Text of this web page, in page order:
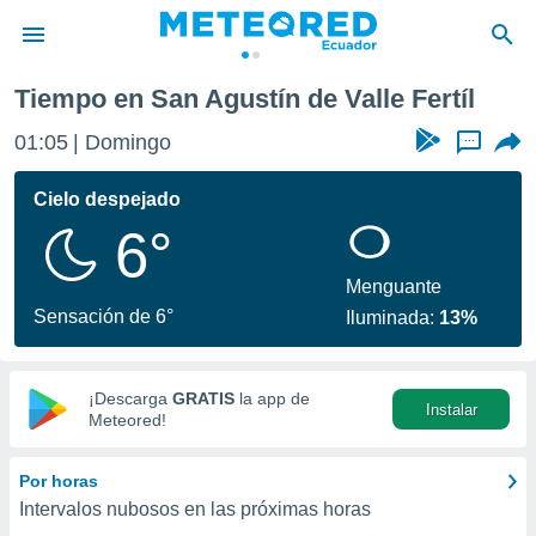
de
ha
calidad.
a este
las
y
digital
basada
Tiempo en San Agustín de Valle Fertíl
01:05 Domingo ...
Cielo despejado
6°
Sensación de 6°
Menguante
Iluminada: 13%
¡Descarga GRATIS la app de
Meteored!
Instalar
Por horas
Intervalos nubosos en las próximas horas